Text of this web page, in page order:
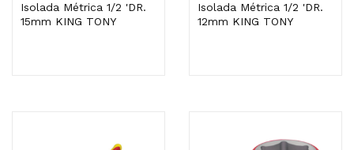
Isolada Métrica 1/2 'DR.
15mm KING TONY
Isolada Métrica 1/2 'DR.
12mm KING TONY